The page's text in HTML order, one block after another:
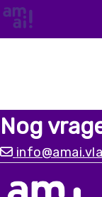
Nog